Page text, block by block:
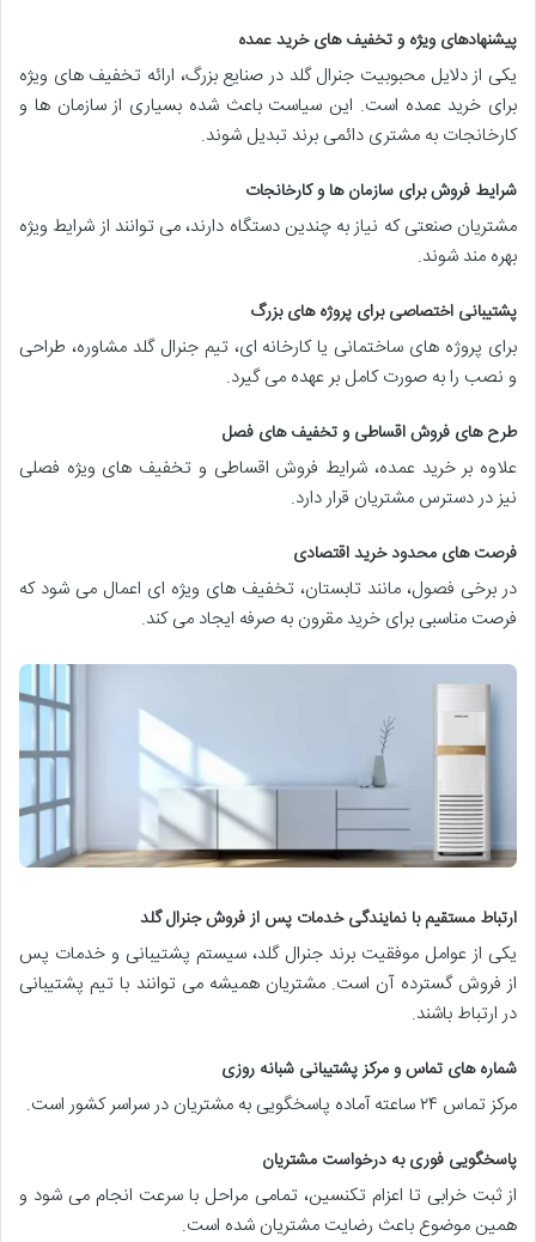
پیشنهادهای ویژه و تخفیف های خرید عمده
یکی از دلایل محبوبیت جنرال گلد در صنایع بزرگ، ارائه تخفیف های ویژه
برای خرید عمده است. این سیاست باعث شده بسیاری از سازمان ها و
کارخانجات به مشتری دائمی برند تبدیل شوند.
شرایط فروش برای سازمان ها و کارخانجات
مشتریان صنعتی که نیاز به چندین دستگاه دارند، می توانند از شرایط ویژه
بهره مند شوند.
پشتیبانی اختصاصی برای پروژه های بزرگ
برای پروژه های ساختمانی یا کارخانه ای، تیم جنرال گلد مشاوره، طراحی
و نصب را به صورت کامل بر عهده می گیرد.
طرح های فروش اقساطی و تخفیف های فصل
علاوه بر خرید عمده، شرایط فروش اقساطی و تخفیف های ویژه فصلی
نیز در دسترس مشتریان قرار دارد.
فرصت های محدود خرید اقتصادی
در برخی فصول، مانند تابستان، تخفیف های ویژه ای اعمال می شود که
فرصت مناسبی برای خرید مقرون به صرفه ایجاد می کند.
ارتباط مستقیم با نمایندگی خدمات پس از فروش جنرال گلد
یکی از عوامل موفقیت برند جنرال گلد، سیستم پشتیبانی و خدمات پس
از فروش گسترده آن است. مشتریان همیشه می توانند با تیم پشتیبانی
در ارتباط باشند.
شماره های تماس و مرکز پشتیبانی شبانه روزی
مرکز تماس ۲۴ ساعته آماده پاسخگویی به مشتریان در سراسر کشور است.
پاسخگویی فوری به درخواست مشتریان
از ثبت خرابی تا اعزام تکنسین، تمامی مراحل با سرعت انجام می شود و
همین موضوع باعث رضایت مشتریان شده است.